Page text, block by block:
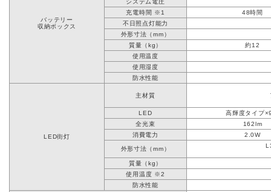
バッテリー
収納ボックス
システム電圧
充電時間 ※1
48時間
不日照点灯能力
外形寸法（mm）
質量（kg）
約12
使用温度
使用湿度
防水性能
LED街灯
主材質
LED
高輝度タイプ
全光束
162lm
消費電力
2.0W
外形寸法（mm）
質量（kg）
使用温度 ※2
防水性能